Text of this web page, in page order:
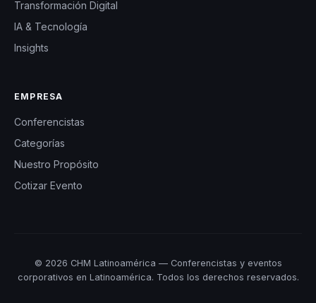
Transformación Digital
IA & Tecnología
Insights
EMPRESA
Conferencistas
Categorías
Nuestro Propósito
Cotizar Evento
© 2026 CHM Latinoamérica — Conferencistas y eventos
corporativos en Latinoamérica. Todos los derechos reservados.